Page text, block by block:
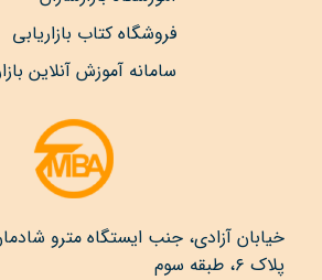
فروشگاه کتاب بازاریابی
سامانه آموزش آنلاین
خیابان آزادی، جنب ایستگاه مترو
پلاک ۶، طبقه سوم